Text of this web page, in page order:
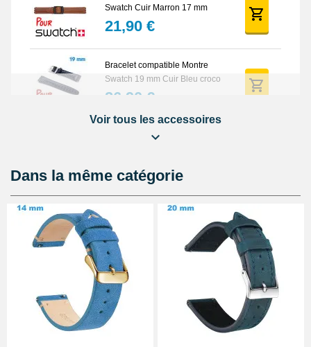
Swatch Cuir Marron 17 mm
21,90 €
Bracelet compatible Montre
Swatch 19 mm Cuir Bleu croco
26,90 €
Pointeau de pose reparation
3,90 €
Petit pointeau de pose plastique
réparation bracelet montre
2,90 €
Kit - Remplacer pile montre
swatch pas cher
7,90 €
Voir tous les accessoires
Dans la même catégorie